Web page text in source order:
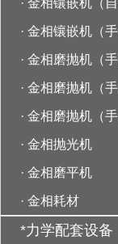
· 金相镶嵌机（自
· 金相镶嵌机（手
· 金相磨抛机（
· 金相磨抛机（
· 金相磨抛机（手
· 金相抛光机
· 金相磨平机
· 金相耗材
*力学配套设备